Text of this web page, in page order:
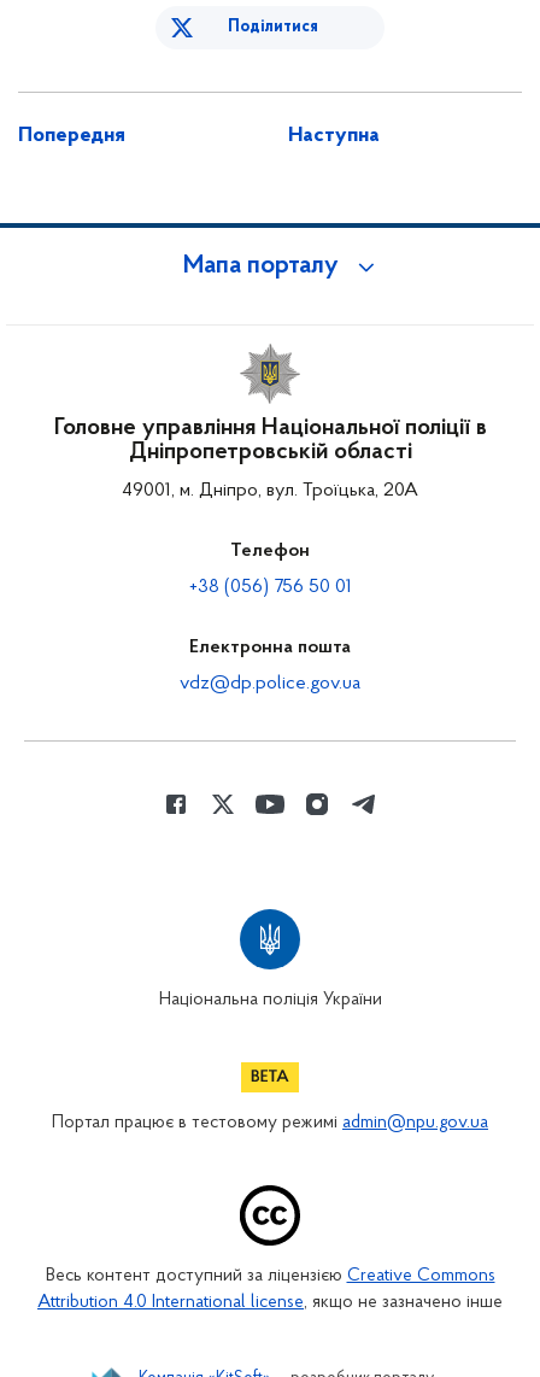
Поділитися
Попередня Наступна
Мапа порталу
Головне управління Національної поліції в
Дніпропетровській області
49001, м. Дніпро, вул. Троїцька, 20А
Телефон
+38 (056) 756 50 01
Електронна пошта
vdz@dp.police.gov.ua
Національна поліція України
Портал працює в тестовому режимі admin@npu.gov.ua
Весь контент доступний за ліцензією Creative Commons
Attribution 4.0 International license, якщо не зазначено інше